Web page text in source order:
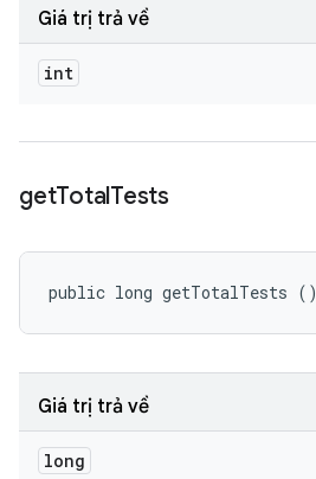
Giá trị trả về
int
getTotalTests
public long getTotalTests ()
Giá trị trả về
long